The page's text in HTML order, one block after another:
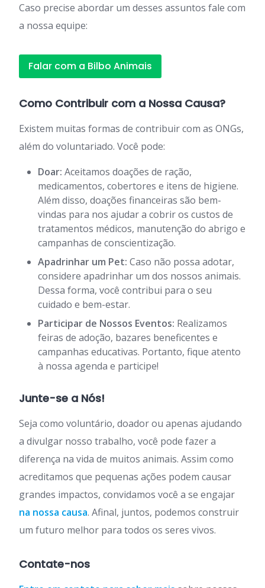
Caso precise abordar um desses assuntos fale com
a nossa equipe:
Falar com a Bilbo Animais
Como Contribuir com a Nossa Causa?
Existem muitas formas de contribuir com as ONGs,
além do voluntariado. Você pode:
Doar: Aceitamos doações de ração,
medicamentos, cobertores e itens de higiene.
Além disso, doações financeiras são bem-
vindas para nos ajudar a cobrir os custos de
tratamentos médicos, manutenção do abrigo e
campanhas de conscientização.
Apadrinhar um Pet: Caso não possa adotar,
considere apadrinhar um dos nossos animais.
Dessa forma, você contribui para o seu
cuidado e bem-estar.
Participar de Nossos Eventos: Realizamos
feiras de adoção, bazares beneficentes e
campanhas educativas. Portanto, fique atento
à nossa agenda e participe!
Junte-se a Nós!
Seja como voluntário, doador ou apenas ajudando
a divulgar nosso trabalho, você pode fazer a
diferença na vida de muitos animais. Assim como
acreditamos que pequenas ações podem causar
grandes impactos, convidamos você a se engajar
na nossa causa. Afinal, juntos, podemos construir
um futuro melhor para todos os seres vivos.
Contate-nos